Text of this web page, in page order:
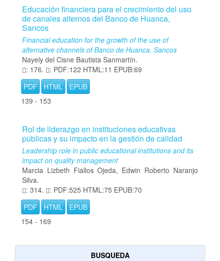
Educación financiera para el crecimiento del uso
de canales alternos del Banco de Huanca,
Sancos
Financial education for the growth of the use of
alternative channels of Banco de Huanca, Sancos
Nayely del Cisne Bautista Sanmartín.
: 176.
: PDF:122 HTML:11 EPUB:69
PDF
HTML
EPUB
139 - 153
Rol de liderazgo en instituciones educativas
públicas y su impacto en la gestión de calidad
Leadership role in public educational institutions and its
impact on quality management
Marcia Lizbeth Fiallos Ojeda, Edwin Roberto Naranjo
Silva.
: 314.
: PDF:525 HTML:75 EPUB:70
PDF
HTML
EPUB
154 - 169
BUSQUEDA